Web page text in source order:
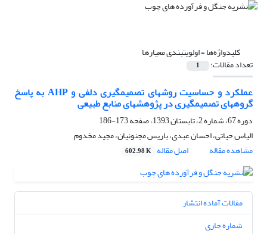
کلیدواژه‌ها =اولویت‏بندی معیارها
تعداد مقالات: 1
عملکرد و حساسیت روش‏های تصمیم‏گیری دلفی و AHP به پاسخ
گروه‏های تصمیم‏گیری در پژوهش‏های منابع طبیعی
دوره 67، شماره 2، تابستان 1393، صفحه
173-186
الیاس حیاتی، احسان عبدی، باریس مجنونیان، مجید مخدوم
مشاهده مقاله
اصل مقاله 602.98 K
مقالات آماده انتشار
شماره جاری